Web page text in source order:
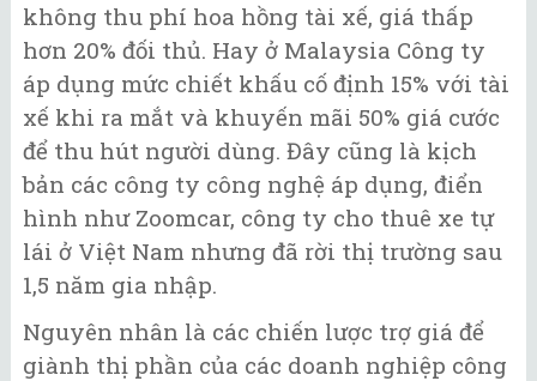
không thu phí hoa hồng tài xế, giá thấp
hơn 20% đối thủ. Hay ở Malaysia Công ty
áp dụng mức chiết khấu cố định 15% với tài
xế khi ra mắt và khuyến mãi 50% giá cước
để thu hút người dùng. Đây cũng là kịch
bản các công ty công nghệ áp dụng, điển
hình như Zoomcar, công ty cho thuê xe tự
lái ở Việt Nam nhưng đã rời thị trường sau
1,5 năm gia nhập.
Nguyên nhân là các chiến lược trợ giá để
giành thị phần của các doanh nghiệp công